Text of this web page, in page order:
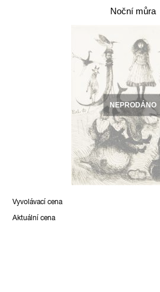
Noční můra
NEPRODÁNO
Vyvolávací cena
Aktuální cena